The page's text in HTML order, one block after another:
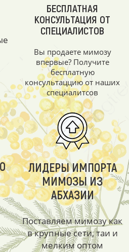
БЕСПЛАТНАЯ
КОНСУЛЬТАЦИЯ ОТ
СПЕЦИАЛИСТОВ
Вы продаете мимозу
впервые? Получите
бесплатную
консультаццию от наших
специалитсов
ЛИДЕРЫ ИМПОРТА
МИМОЗЫ ИЗ
АБХАЗИИ
Поставляем мимозу как
в крупные сети, таи и
мелким оптом